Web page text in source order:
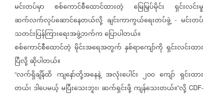
မင်းတပ်မှာ
စစ်ကောင်စီထောင်ထားတဲ့ မြေမြှပ်မိုင်း
ရှင်းလင်းမှု
ဆက်လက်လုပ်ဆောင်နေတယ်လို့ ချင်းကာကွယ်ရေးတပ်ဖွဲ့ -မင်းတပ်
သတင်းပြန်ကြားရေးအဖွဲ့ဘက်ကပြောပါတယ်။
စစ်ကောင်စီထောင်တဲ့ မိုင်းအရေအတွက် နှစ်ရာကျော်ကို ရှင်းလင်းထား
ပြီလို့ဆိုပါတယ်။
“လက်ရှိချိန်ထိ ကျနော်တို့အနေနဲ့ အလုံးပေါင်း ၂၀၀ ကျော် ရှင်းထား
တယ်၊ ဒါပေမယ့် မပြီးသေးဘူး၊ ဆက်ရှင်းဖို့ကျန်သေးတယ်။”လို့ CDF-